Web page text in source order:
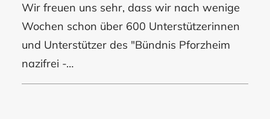
Wir freuen uns sehr, dass wir nach wenige
Wochen schon über 600 Unterstützerinnen
und Unterstützer des "Bündnis Pforzheim
nazifrei -…